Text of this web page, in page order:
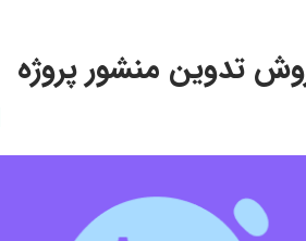
تدوین منشور پروژه